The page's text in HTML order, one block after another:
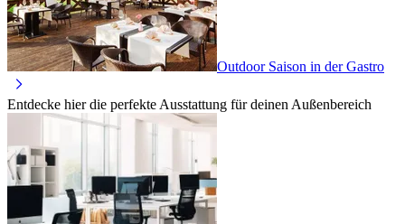
Outdoor Saison in der Gastro
Entdecke hier die perfekte Ausstattung für deinen Außenbereich